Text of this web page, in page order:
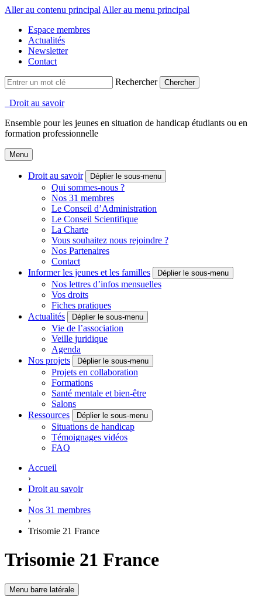
Aller au contenu principal Aller au menu principal
Espace membres
Actualités
Newsletter
Contact
Rechercher
Droit au savoir
Ensemble pour les jeunes en situation de handicap étudiants ou en
formation professionnelle
Menu
Droit au savoir Déplier le sous-menu
Qui sommes-nous ?
Nos 31 membres
Le Conseil d’Administration
Le Conseil Scientifique
La Charte
Vous souhaitez nous rejoindre ?
Nos Partenaires
Contact
Informer les jeunes et les familles
Déplier le sous-menu
Nos lettres d’infos mensuelles
Vos droits
Fiches pratiques
Actualités
Déplier le sous-menu
Vie de l’association
Veille juridique
Agenda
Nos projets
Déplier le sous-menu
Projets en collaboration
Formations
Santé mentale et bien-être
Salons
Ressources
Déplier le sous-menu
Situations de handicap
Témoignages vidéos
FAQ
Accueil
›
Droit au savoir
›
Nos 31 membres
›
Trisomie 21 France
Trisomie 21 France
Menu barre latérale